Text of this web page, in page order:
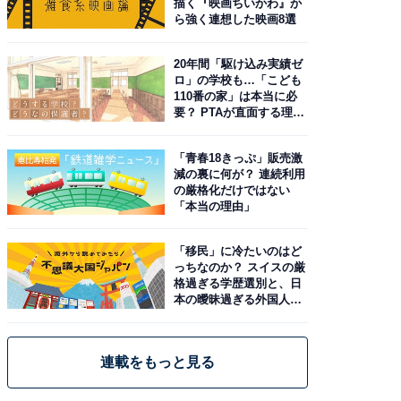
描く『映画ちいかわ』か
ら強く連想した映画8選
20年間「駆け込み実績ゼ
ロ」の学校も…「こども
110番の家」は本当に必
要？ PTAが直面する理想
「青春18きっぷ」販売激
減の裏に何が？ 連続利用
の厳格化だけではない
「本当の理由」
「移民」に冷たいのはど
っちなのか？ スイスの厳
格過ぎる学歴選別と、日
本の曖昧過ぎる外国人政
連載をもっと見る